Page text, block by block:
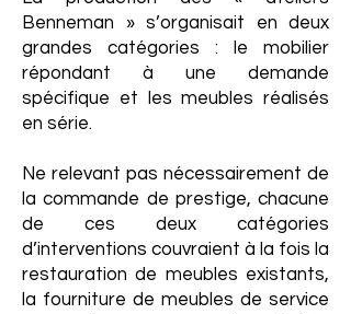
Benneman » s’organisait en deux
grandes catégories : le mobilier
répondant à une demande
spécifique et les meubles réalisés
en série.
Ne relevant pas nécessairement de
la commande de prestige, chacune
de ces deux catégories
d’interventions couvraient à la fois la
restauration de meubles existants,
la fourniture de meubles de service